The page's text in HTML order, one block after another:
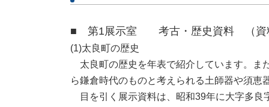
■ 第1展示室 考古・歴史資料 （資
(1)太良町の歴史
太良町の歴史を年表で紹介しています。ま
ら鎌倉時代のものと考えられる土師器や須
目を引く展示資料は、昭和39年に大字多良